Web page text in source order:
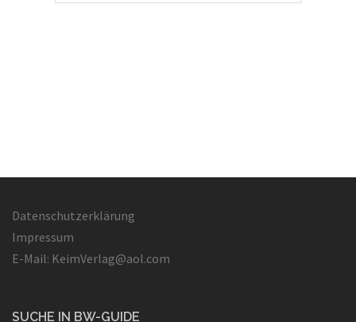
Datenschutzerklärung
Impressum
E-Mail: KeimVerlag@aol.com
SUCHE IN BW-GUIDE